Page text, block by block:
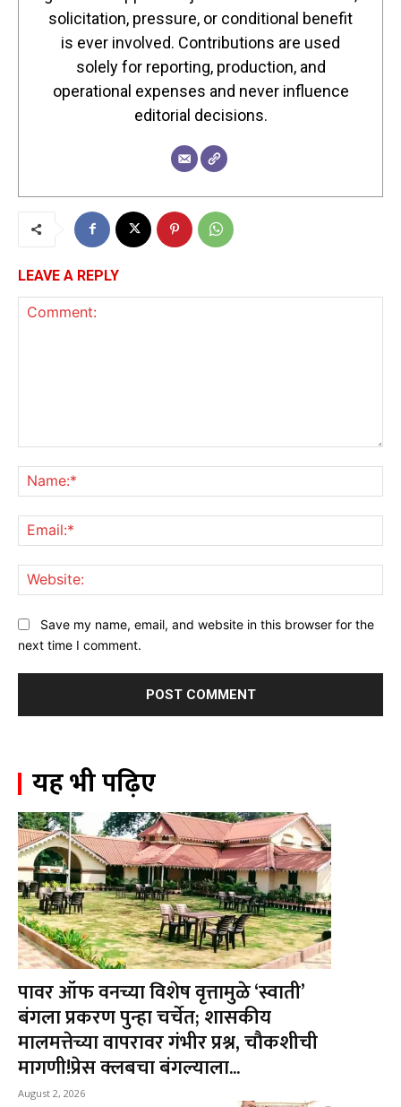
solicitation, pressure, or conditional benefit
is ever involved. Contributions are used
solely for reporting, production, and
operational expenses and never influence
editorial decisions.
LEAVE A REPLY
Save my name, email, and website in this browser for the
next time I comment.
यह भी पढ़िए
पावर ऑफ वनच्या विशेष वृत्तामुळे ‘स्वाती’
बंगला प्रकरण पुन्हा चर्चेत; शासकीय
मालमत्तेच्या वापरावर गंभीर प्रश्न, चौकशीची
मागणी!प्रेस क्लबचा बंगल्याला...
August 2, 2026